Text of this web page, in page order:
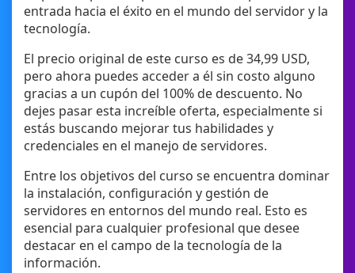
entrada hacia el éxito en el mundo del servidor y la
tecnología.
El precio original de este curso es de 34,99 USD,
pero ahora puedes acceder a él sin costo alguno
gracias a un cupón del 100% de descuento. No
dejes pasar esta increíble oferta, especialmente si
estás buscando mejorar tus habilidades y
credenciales en el manejo de servidores.
Entre los objetivos del curso se encuentra dominar
la instalación, configuración y gestión de
servidores en entornos del mundo real. Esto es
esencial para cualquier profesional que desee
destacar en el campo de la tecnología de la
información.